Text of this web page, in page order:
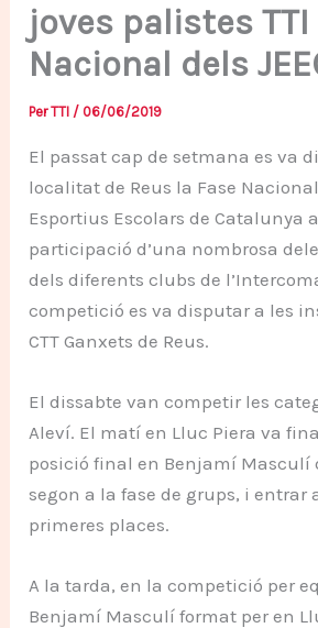
joves palistes
Nacional dels
Per TTI / 06/06/2019
El passat cap de setmana es va
localitat de Reus la Fase
Esportius Escolars de Catalunya
participació d’una nombrosa
dels diferents clubs de
competició es va disputar a les
CTT Ganxets de Reus.
El dissabte van competir les
Aleví. El matí en Lluc Piera va
posició final en Benjamí Masculí
segon a la fase de grups, i entrar
primeres places.
A la tarda, en la competició per
Benjamí Masculí format per en